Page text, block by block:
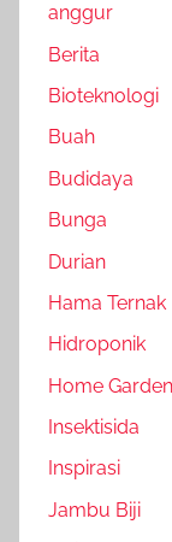
anggur
Berita
Bioteknologi
Buah
Budidaya
Bunga
Durian
Hama Ternak
Hidroponik
Home
Insektisida
Inspirasi
Jambu Biji